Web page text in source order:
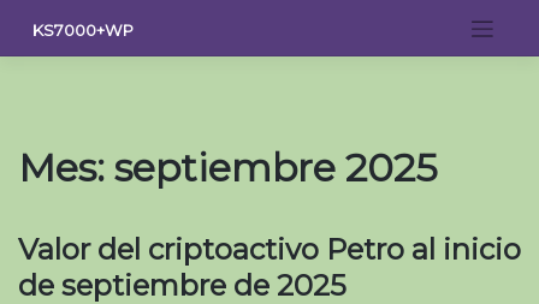
contenido
KS7000+WP
Mes: septiembre 2025
Valor del criptoactivo Petro al inicio
de septiembre de 2025